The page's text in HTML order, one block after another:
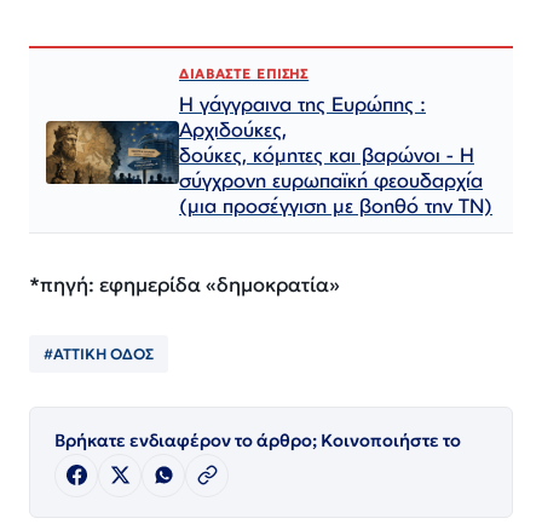
ΔΙΑΒΑΣΤΕ ΕΠΙΣΗΣ
Η γάγγραινα της Ευρώπης :
Αρχιδούκες,
δούκες, κόμητες και βαρώνοι - Η
σύγχρονη ευρωπαϊκή φεουδαρχία
(μια προσέγγιση με βοηθό την ΤΝ)
*πηγή: εφημερίδα «δημοκρατία»
#ΑΤΤΙΚΗ ΟΔΟΣ
Βρήκατε ενδιαφέρον το άρθρο; Κοινοποιήστε το